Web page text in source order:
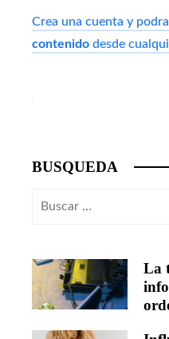
Crea una cuenta y
contenido desde
BUSQUEDA
Buscar:
La